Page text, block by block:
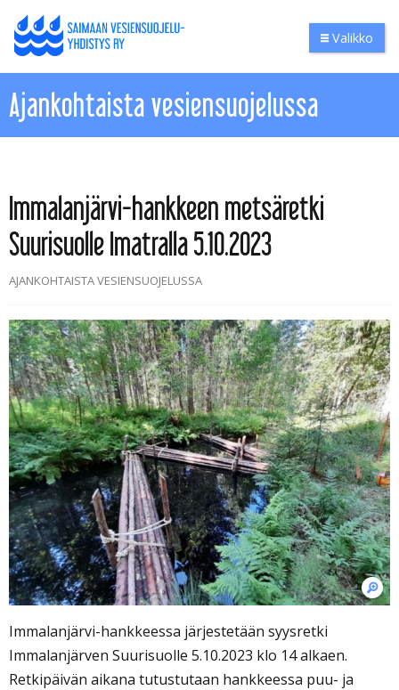
Valikko
Ajankohtaista vesiensuojelussa
Immalanjärvi-hankkeen metsäretki
Suurisuolle Imatralla 5.10.2023
AJANKOHTAISTA VESIENSUOJELUSSA
Immalanjärvi-hankkeessa järjestetään syysretki
Immalanjärven Suurisuolle 5.10.2023 klo 14 alkaen.
Retkipäivän aikana tutustutaan hankkeessa puu- ja